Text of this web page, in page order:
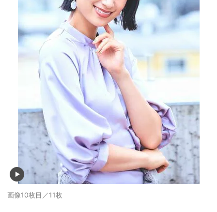
画像10枚目／11枚